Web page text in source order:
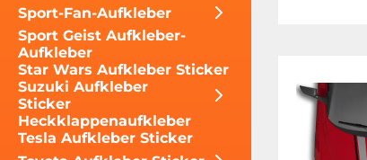
Sport-Fan-Aufkleber
Sport Geist Aufkleber-
Aufkleber
Star Wars Aufkleber Sticker
Suzuki Aufkleber
Sticker
Heckklappenaufkleber
Tesla Aufkleber Sticker